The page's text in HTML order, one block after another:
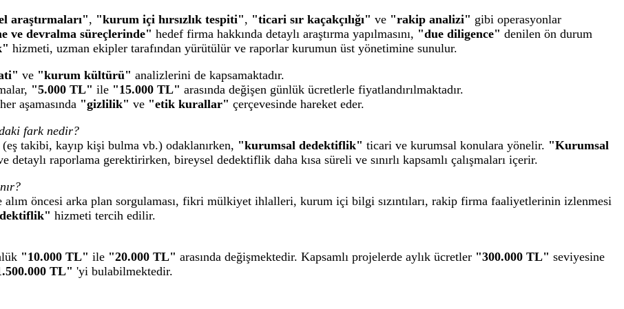
araştırmaları", "kurum içi hırsızlık tespiti", "ticari sır kaçakçılığı" ve "rakip analizi" gibi operasyonlar
ve devralma süreçlerinde" hedef firma hakkında detaylı araştırma yapılmasını, "due diligence" denilen ön durum
hizmeti, uzman ekipler tarafından yürütülür ve raporlar kurumun üst yönetimine sunulur.
ve "kurum kültürü" analizlerini de kapsamaktadır.
"5.000 TL" ile "15.000 TL" arasında değişen günlük ücretlerle fiyatlandırılmaktadır.
aşamasında "gizlilik" ve "etik kurallar" çerçevesinde hareket eder.
fark nedir?
takibi, kayıp kişi bulma vb.) odaklanırken, "kurumsal dedektiflik" ticari ve kurumsal konulara yönelir. "Kurumsal
raporlama gerektirirken, bireysel dedektiflik daha kısa süreli ve sınırlı kapsamlı çalışmaları içerir.
alım öncesi arka plan sorgulaması, fikri mülkiyet ihlalleri, kurum içi bilgi sızıntıları, rakip firma faaliyetlerinin izlenmesi
hizmeti tercih edilir.
"10.000 TL" ile "20.000 TL" arasında değişmektedir. Kapsamlı projelerde aylık ücretler "300.000 TL" seviyesine
TL" 'yi bulabilmektedir.